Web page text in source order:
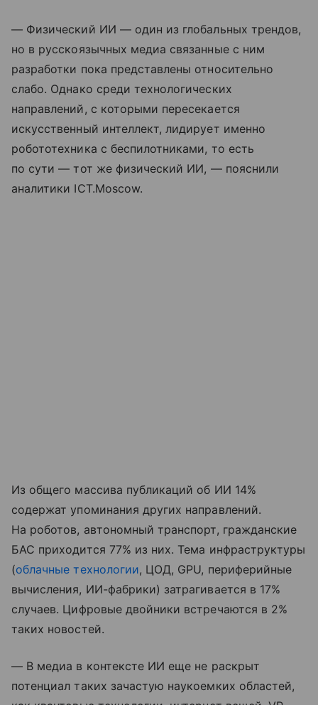
— Физический ИИ — один из глобальных трендов,
но в русскоязычных медиа связанные с ним
разработки пока представлены относительно
слабо. Однако среди технологических
направлений, с которыми пересекается
искусственный интеллект, лидирует именно
робототехника с беспилотниками, то есть
по сути — тот же физический ИИ, — пояснили
аналитики ICT.Moscow.
Из общего массива публикаций об ИИ 14%
содержат упоминания других направлений.
На роботов, автономный транспорт, гражданские
БАС приходится 77% из них. Тема инфраструктуры
(облачные технологии, ЦОД, GPU, периферийные
вычисления, ИИ-фабрики) затрагивается в 17%
случаев. Цифровые двойники встречаются в 2%
таких новостей.
— В медиа в контексте ИИ еще не раскрыт
потенциал таких зачастую наукоемких областей,